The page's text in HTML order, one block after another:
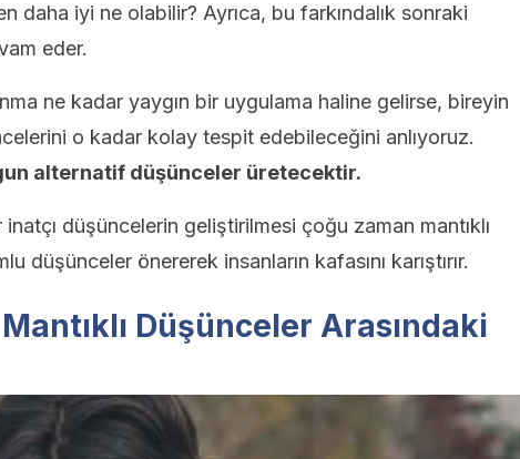
daha iyi ne olabilir? Ayrıca, bu farkındalık sonraki
eder.
ne kadar yaygın bir uygulama haline gelirse, bireyin
o kadar kolay tespit edebileceğini anlıyoruz.
alternatif düşünceler üretecektir.
düşüncelerin geliştirilmesi çoğu zaman mantıklı
düşünceler önererek insanların kafasını karıştırır.
Düşünceler Arasındaki